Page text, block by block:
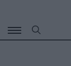
περιεχόμενο